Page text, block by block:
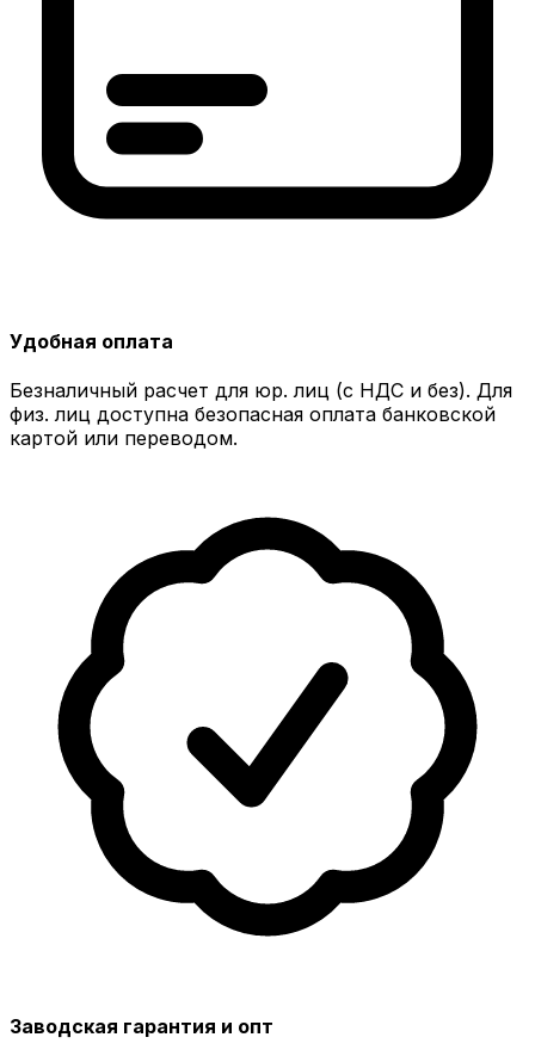
Удобная оплата
Безналичный расчет для юр. лиц (с НДС и без). Для
физ. лиц доступна безопасная оплата банковской
картой или переводом.
Заводская гарантия и опт